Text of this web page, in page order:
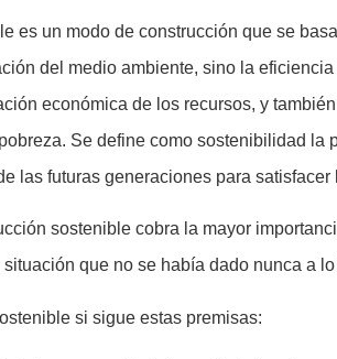
es un modo de construcción que se
del medio ambiente, sino la
económica de los recursos, y
Se define como sostenibilidad
las futuras generaciones para satisfacer
sostenible cobra la mayor
que no se había dado nunca a
si sigue estas premisas: